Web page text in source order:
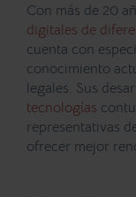
Con más de 20
digitales de
cuenta con
conocimiento
legales. Sus
tecnologías
representativas
ofrecer mejor